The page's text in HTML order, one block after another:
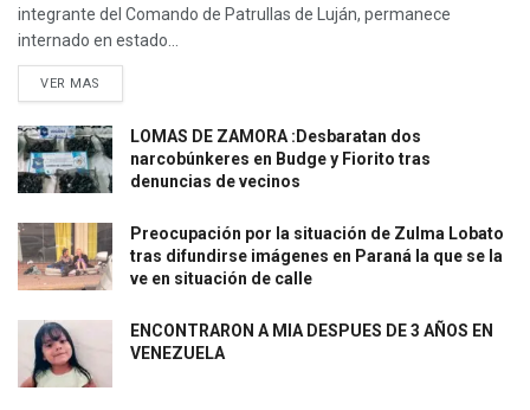
integrante del Comando de Patrullas de Luján, permanece
internado en estado...
VER MAS
LOMAS DE ZAMORA :Desbaratan dos
narcobúnkeres en Budge y Fiorito tras
denuncias de vecinos
Preocupación por la situación de Zulma Lobato
tras difundirse imágenes en Paraná la que se la
ve en situación de calle
ENCONTRARON A MIA DESPUES DE 3 AÑOS EN
VENEZUELA